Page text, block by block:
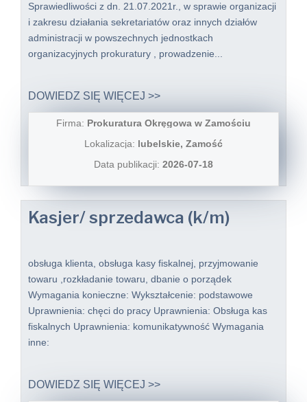
Sprawiedliwości z dn. 21.07.2021r., w sprawie organizacji
i zakresu działania sekretariatów oraz innych działów
administracji w powszechnych jednostkach
organizacyjnych prokuratury , prowadzenie...
DOWIEDZ SIĘ WIĘCEJ >>
Firma: Prokuratura Okręgowa w Zamościu
Lokalizacja: lubelskie, Zamość
Data publikacji: 2026-07-18
Kasjer/ sprzedawca (k/m)
obsługa klienta, obsługa kasy fiskalnej, przyjmowanie
towaru ,rozkładanie towaru, dbanie o porządek
Wymagania konieczne: Wykształcenie: podstawowe
Uprawnienia: chęci do pracy Uprawnienia: Obsługa kas
fiskalnych Uprawnienia: komunikatywność Wymagania
inne:
DOWIEDZ SIĘ WIĘCEJ >>